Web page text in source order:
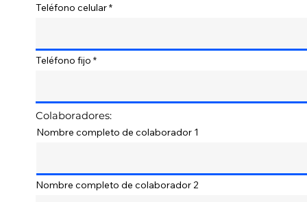
Teléfono celular
Teléfono fijo
Colaboradores:
Nombre completo de colaborador 1
Nombre completo de colaborador 2